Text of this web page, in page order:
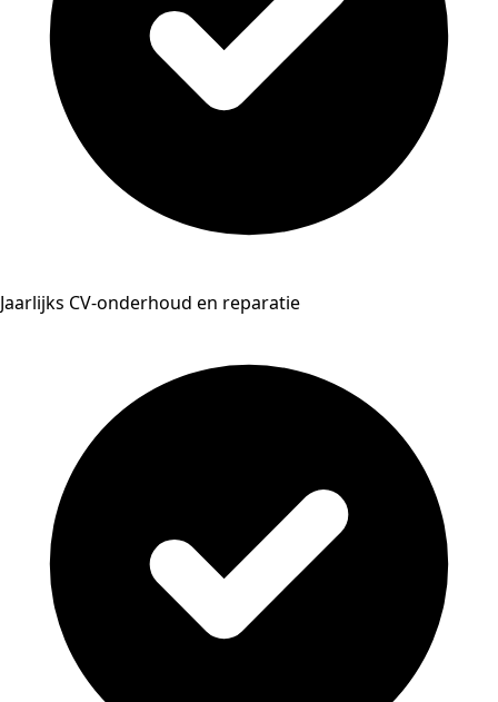
Jaarlijks CV-onderhoud en reparatie